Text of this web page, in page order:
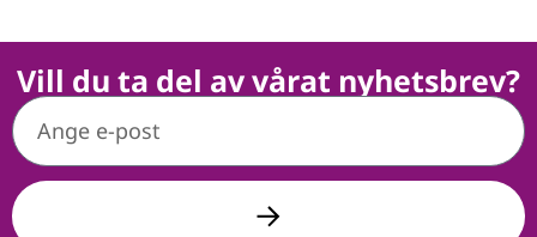
Vill du ta del av vårat nyhetsbrev?